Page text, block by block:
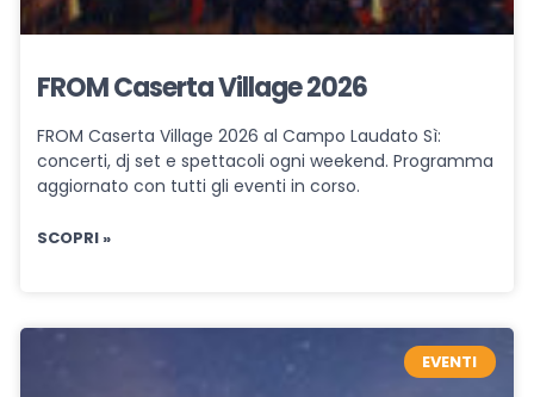
FROM Caserta Village 2026
FROM Caserta Village 2026 al Campo Laudato Sì:
concerti, dj set e spettacoli ogni weekend. Programma
aggiornato con tutti gli eventi in corso.
SCOPRI »
EVENTI